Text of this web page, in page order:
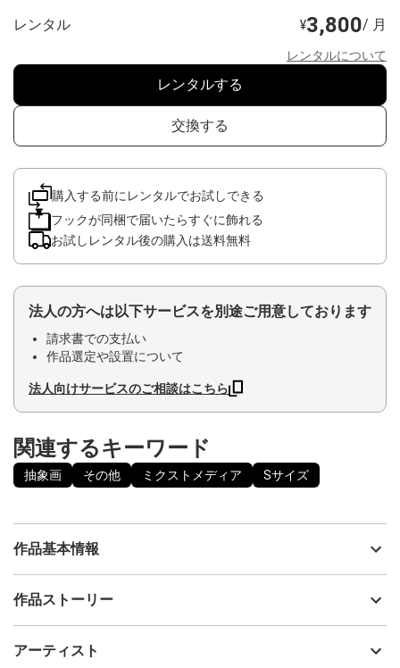
レンタル ¥3,800/ 月
レンタルについて
レンタルする
交換する
購入する前にレンタルでお試しできる
フックが同梱で届いたらすぐに飾れる
お試しレンタル後の購入は送料無料
法人の方へは以下サービスを別途ご用意しております
請求書での支払い
作品選定や設置について
法人向けサービスのご相談はこちら
関連するキーワード
抽象画 その他 ミクストメディア Sサイズ
作品基本情報
出品者
制作年
作品ストーリー
アーティスト